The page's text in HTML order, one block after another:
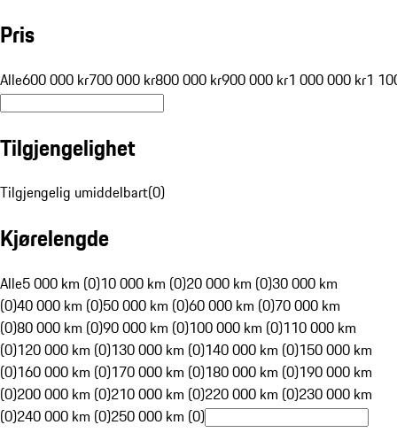
Pris
Alle600 000 kr700 000 kr800 000 kr900 000 kr1 000 000 kr1
Tilgjengelighet
Tilgjengelig umiddelbart(0)
Kjørelengde
Alle5 000 km (0)10 000 km (0)20 000 km (0)30 000 km
(0)40 000 km (0)50 000 km (0)60 000 km (0)70 000 km
(0)80 000 km (0)90 000 km (0)100 000 km (0)110 000 km
(0)120 000 km (0)130 000 km (0)140 000 km (0)150 000 km
(0)160 000 km (0)170 000 km (0)180 000 km (0)190 000 km
(0)200 000 km (0)210 000 km (0)220 000 km (0)230 000 km
(0)240 000 km (0)250 000 km (0)